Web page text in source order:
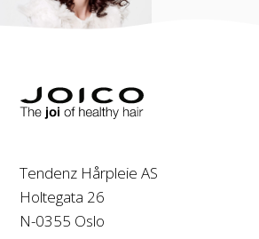
Tendenz Hårpleie AS
Holtegata 26
N-0355 Oslo